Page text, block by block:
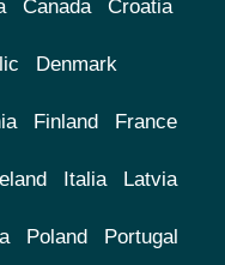
Canada Croatia
Denmark
Finland France
Italia Latvia
Poland Portugal